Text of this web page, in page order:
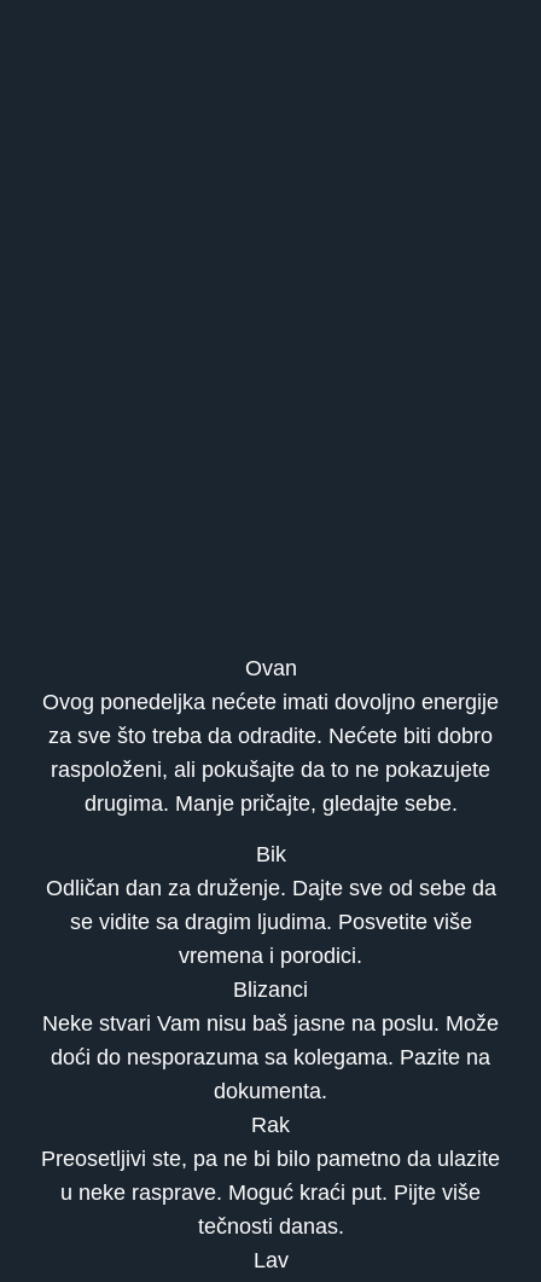
Ovan
Ovog ponedeljka nećete imati dovoljno energije
za sve što treba da odradite. Nećete biti dobro
raspoloženi, ali pokušajte da to ne pokazujete
drugima. Manje pričajte, gledajte sebe.
Bik
Odličan dan za druženje. Dajte sve od sebe da
se vidite sa dragim ljudima. Posvetite više
vremena i porodici.
Blizanci
Neke stvari Vam nisu baš jasne na poslu. Može
doći do nesporazuma sa kolegama. Pazite na
dokumenta.
Rak
Preosetljivi ste, pa ne bi bilo pametno da ulazite
u neke rasprave. Moguć kraći put. Pijte više
tečnosti danas.
Lav